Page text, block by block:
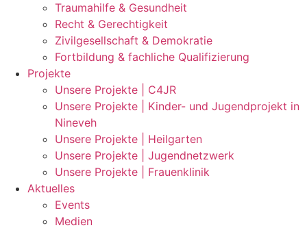
Traumahilfe & Gesundheit
Recht & Gerechtigkeit
Zivilgesellschaft & Demokratie
Fortbildung & fachliche Qualifizierung
Projekte
Unsere Projekte | C4JR
Unsere Projekte | Kinder- und Jugendprojekt in
Nineveh
Unsere Projekte | Heilgarten
Unsere Projekte | Jugendnetzwerk
Unsere Projekte | Frauenklinik
Aktuelles
Events
Medien